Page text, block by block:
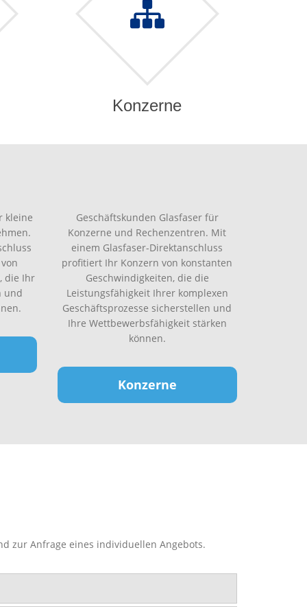
kleine
die Ihr
und
Konzerne
Geschäftskunden Glasfaser für
Konzerne und Rechenzentren. Mit
einem Glasfaser-Direktanschluss
profitiert Ihr Konzern von konstanten
Geschwindigkeiten, die die
Leistungsfähigkeit Ihrer komplexen
Geschäftsprozesse sicherstellen und
Ihre Wettbewerbsfähigkeit stärken
können.
Konzerne
zur Anfrage eines individuellen Angebots.